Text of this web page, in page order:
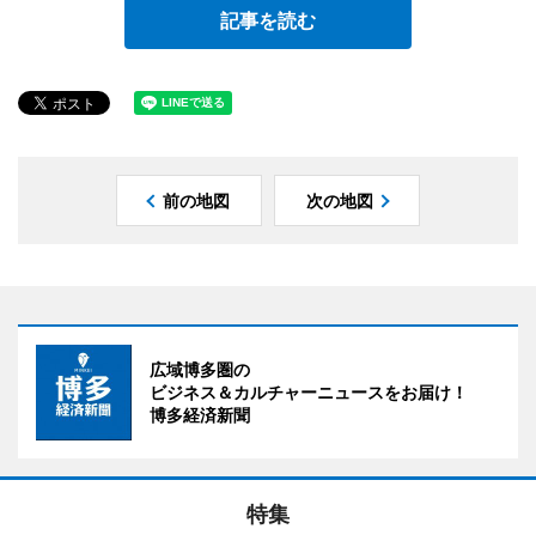
記事を読む
前の地図 次の地図
広域博多圏の
ビジネス＆カルチャーニュースをお届け！
博多経済新聞
特集